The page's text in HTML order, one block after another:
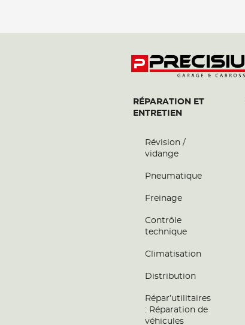
RÉPARATION ET
ENTRETIEN
Révision /
vidange
Pneumatique
Freinage
Contrôle
technique
Climatisation
Distribution
Répar’utilitaires
: Réparation de
véhicules